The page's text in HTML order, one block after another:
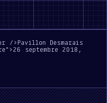
/>Pavillon Desmarais
septembre 2018,